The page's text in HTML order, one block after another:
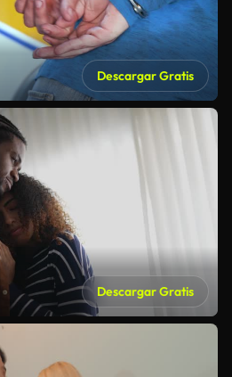
Descargar Gratis
Descargar Gratis